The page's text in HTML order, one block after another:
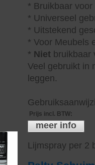
* Bruikbaar
* Universeel
* Uitstekend
* Voor Meubels
* Niet bruikbaar
Veel gebruikt in
leggen.
Prijs incl. BTW:
meer info
Lijmspray per 2